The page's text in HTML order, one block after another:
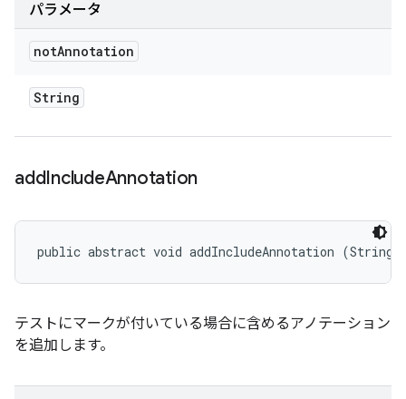
パラメータ
notAnnotation
String
addIncludeAnnotation
public abstract void addIncludeAnnotation (String
テストにマークが付いている場合に含めるアノテーション
を追加します。